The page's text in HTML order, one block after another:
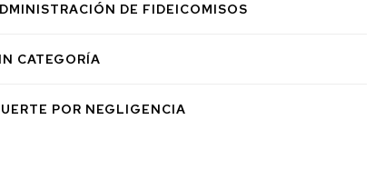
DE FIDEICOMISOS
CATEGORÍA
POR NEGLIGENCIA